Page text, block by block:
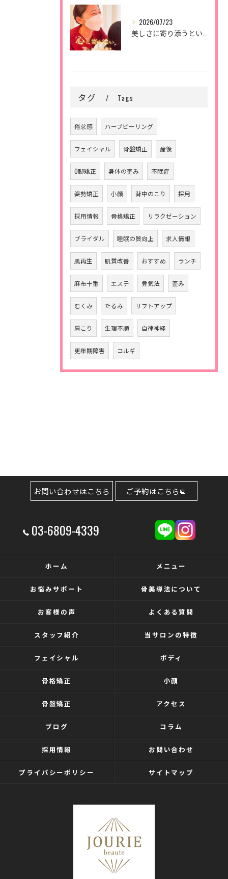
2026/07/23
タグ Tags
倦怠感 ハーブピーリング
フェイシャル 骨盤矯正 産後
O脚矯正 身体の歪み 不眠症
姿勢矯正 小顔 背中のこり 採用
採用情報 骨格矯正 リラクゼーション
ブライダル 睡眠の質向上 求人情報
肌再生 肌質改善 おすすめ ランチ
麻布十番 エステ 骨気法 歪み
むくみ たるみ リフトアップ
肩こり 生理不順 自律神経
更年期障害 コルギ
03-6809-4339
お問い合わせはこちら ご予約はこちら
ホーム メニュー
お悩みサポート 骨美導法について
お客様の声 よくある質問
スタッフ紹介 当サロンの特徴
フェイシャル ボディ
骨格矯正 小顔
骨盤矯正 アクセス
ブログ コラム
採用情報 お問い合わせ
プライバシーポリシー サイトマップ